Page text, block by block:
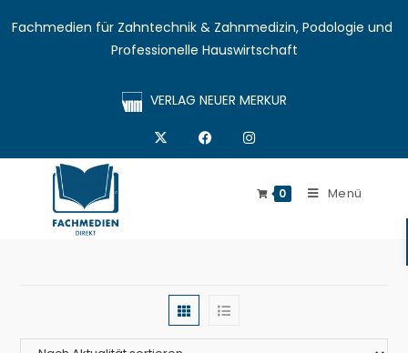
Fachmedien für Zahntechnik & Zahnmedizin, Podologie und
Professionelle Hauswirtschaft
VERLAG NEUER MERKUR
0 Menü